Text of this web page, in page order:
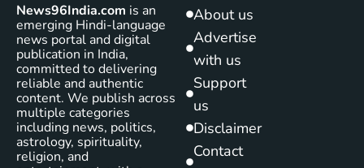
News96India.com is an
emerging Hindi-language
news portal and digital
publication in India,
committed to delivering
reliable and authentic
content. We publish across
multiple categories
including news, politics,
astrology, spirituality,
religion, and
About us
Advertise
with us
Support
us
Disclaimer
Contact